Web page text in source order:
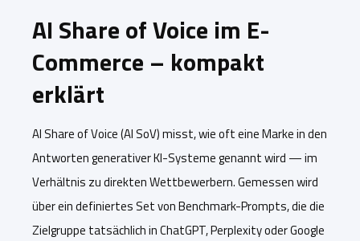
AI Share of Voice im E-
Commerce – kompakt
erklärt
AI Share of Voice (AI SoV) misst, wie oft eine Marke in den
Antworten generativer KI-Systeme genannt wird — im
Verhältnis zu direkten Wettbewerbern. Gemessen wird
über ein definiertes Set von Benchmark-Prompts, die die
Zielgruppe tatsächlich in ChatGPT, Perplexity oder Google